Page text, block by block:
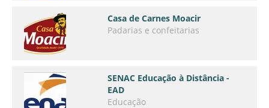
Casa de Carnes Moacir
Padarias e confeitarias
SENAC Educação à Distância -
EAD
Educação